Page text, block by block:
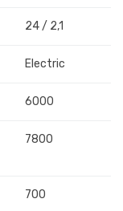
24 / 2,1
Electric
6000
7800
700